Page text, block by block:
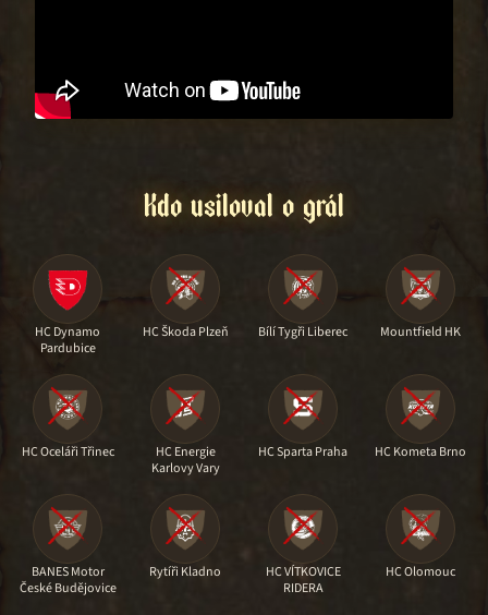
Kdo usiloval o grál
HC Dynamo
Pardubice
HC Škoda Plzeň Bílí Tygři Liberec Mountfield HK
HC Oceláři Třinec
HC Energie
Karlovy Vary
HC Sparta Praha HC Kometa Brno
BANES Motor
České Budějovice
Rytíři Kladno
HC VÍTKOVICE
RIDERA
HC Olomouc